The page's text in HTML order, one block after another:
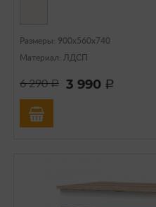
Размеры: 900х560х740
Материал: ЛДСП
6 290a 3 990 a